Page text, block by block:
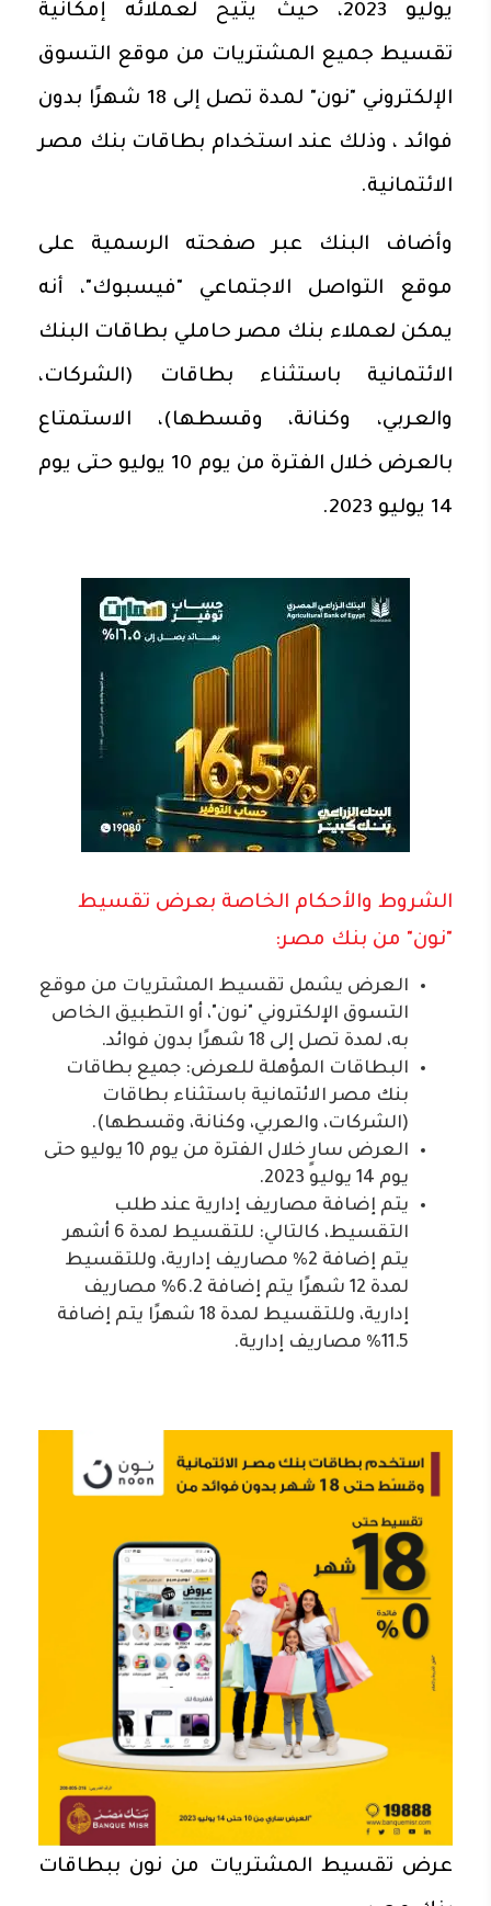
يوليو 2023، حيث يتيح لعملائه إمكانية
تقسيط جميع المشتريات من موقع التسوق
الإلكتروني "نون" لمدة تصل إلى 18 شهرًا بدون
فوائد ، وذلك عند استخدام بطاقات بنك مصر
الائتمانية.
وأضاف البنك عبر صفحته الرسمية على
موقع التواصل الاجتماعي "فيسبوك"، أنه
يمكن لعملاء بنك مصر حاملي بطاقات البنك
الائتمانية باستثناء بطاقات (الشركات،
والعربي، وكنانة، وقسطها)، الاستمتاع
بالعرض خلال الفترة من يوم 10 يوليو حتى يوم
14 يوليو 2023.
الشروط والأحكام الخاصة بعرض تقسيط
"نون" من بنك مصر:
العرض يشمل تقسيط المشتريات من موقع
التسوق الإلكتروني "نون"، أو التطبيق الخاص
به، لمدة تصل إلى 18 شهرًا بدون فوائد.
البطاقات المؤهلة للعرض: جميع بطاقات
بنك مصر الائتمانية باستثناء بطاقات
(الشركات، والعربي، وكنانة، وقسطها).
العرض سارٍ خلال الفترة من يوم 10 يوليو حتى
يوم 14 يوليو 2023.
يتم إضافة مصاريف إدارية عند طلب
التقسيط، كالتالي: للتقسيط لمدة 6 أشهر
يتم إضافة 2% مصاريف إدارية، وللتقسيط
لمدة 12 شهرًا يتم إضافة 6.2% مصاريف
إدارية، وللتقسيط لمدة 18 شهرًا يتم إضافة
11.5% مصاريف إدارية.
عرض تقسيط المشتريات من نون ببطاقات